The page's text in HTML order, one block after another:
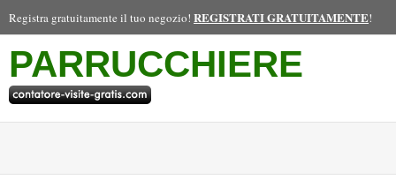
Registra gratuitamente il tuo negozio! REGISTRATI GRATUITAMENTE!
PARRUCCHIERE